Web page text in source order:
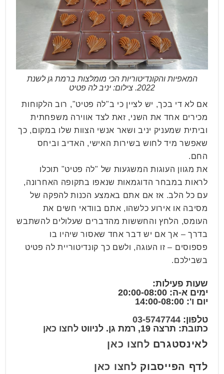
המאפיות והקונדיטוריות הכי מומלצות ברמת גן לשנת
2022. צילום: יניב לה פטיט
אם לא די בכך, יש לציין כי ב"לה פטיט", רוב הלקוחות
מכירים אחד את השני, זאת לצד אווירה משפחתית
וביתית שמעניק יניב ושאר אנשי הצוות שלו במקום, כך
שאפשר מיד לחוש בשירות האישי, האדיב וביחס
החם.
את מגוון העוגות המשגעות של "לה פטיט" תוכלו
לראות במבחר הדוגמאות שנאפו בתקופה האחרונה,
עם כל הלב. אז אם אתם באמצע הכנות להפקה של
מסיבה או אירוע כלשהו, אתם בוודאי חשים את
העומס, הלחץ והחששות מהדברים שעלולים להשתבש
בדרך – אך אם יש דבר אחד שאסור שיהיו בו
פספוסים – זו העוגה, ולשם כך קונדיטוריית לה פטיט
בשבילכם.
שעות פעילות:
ימים א-ה: 20:00-08:00
יום ו': 14:00-08:00
טלפון:03-5747744
כתובת: תרצה 19, רמת גן. לניווט
לחצו כאן
לאינסטגרם לחצו כאן
לדף הפייסבוק לחצו כאן